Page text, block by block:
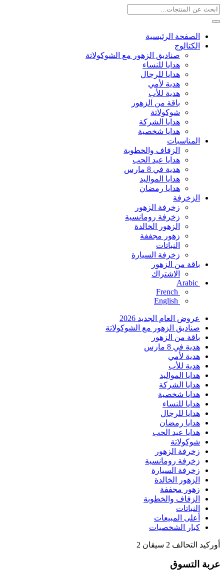
الصفحة الرئيسية
الكتالوج
صناديق الزهور مع الشوكولاتة
هدايا للنساء
هدايا للرجال
هدية لأمي
هدية للأب
باقة من الزهور
شوكولاتة
هدايا الشركة
هدايا شخصية
المناسبات
الزفاف والخطوبة
هدايا عيد الحب
هدية في 8 مارس
هدايا المواليد
هدايا رمضان
الزخرفة
زخرفة الزهور
زخرفة رومانسية
الزهور الخالدة
زهور مجففة
النباتات
زخرفة السيارة
باقة من الزهور
الاشتراك
Arabic
French
English
عروض العام الجديد 2026
صناديق الزهور مع الشوكولاتة
باقة من الزهور
هدية في 8 مارس
هدية لأمي
هدية للأب
هدايا المواليد
هدايا الشركة
هدايا شخصية
هدايا للنساء
هدايا للرجال
هدايا رمضان
هدايا عيد الحب
شوكولاتة
زخرفة الزهور
زخرفة رومانسية
زخرفة السيارة
الزهور الخالدة
زهور مجففة
الزفاف والخطوبة
النباتات
أعلى المبيعات
كبار الشخصيات
أوركيد التحالف 2 سيقان 2
عربة التسوق